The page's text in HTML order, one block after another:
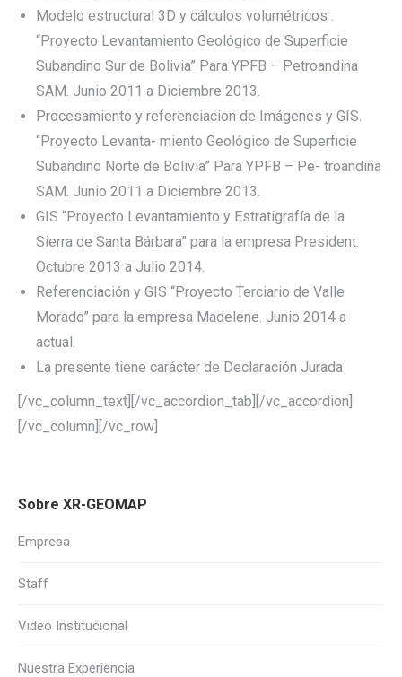
Modelo estructural 3D y cálculos volumétricos .
“Proyecto Levantamiento Geológico de Superficie
Subandino Sur de Bolivia” Para YPFB – Petroandina
SAM. Junio 2011 a Diciembre 2013.
Procesamiento y referenciacion de Imágenes y GIS.
“Proyecto Levanta- miento Geológico de Superficie
Subandino Norte de Bolivia” Para YPFB – Pe- troandina
SAM. Junio 2011 a Diciembre 2013.
GIS “Proyecto Levantamiento y Estratigrafía de la
Sierra de Santa Bárbara” para la empresa President.
Octubre 2013 a Julio 2014.
Referenciación y GIS “Proyecto Terciario de Valle
Morado” para la empresa Madelene. Junio 2014 a
actual.
La presente tiene carácter de Declaración Jurada
[/vc_column_text][/vc_accordion_tab][/vc_accordion]
[/vc_column][/vc_row]
Sobre XR-GEOMAP
Empresa
Staff
Video Institucional
Nuestra Experiencia